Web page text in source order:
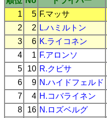
1
5 F.マッサ
2
2 L.ハミルトン
3
6 K.ライコネン
4
1 F.アロンソ
5
10 R.クビサ
6
9 N.ハイドフェルド
7
4 H.コバライネン
8
16 N.ロズベルグ